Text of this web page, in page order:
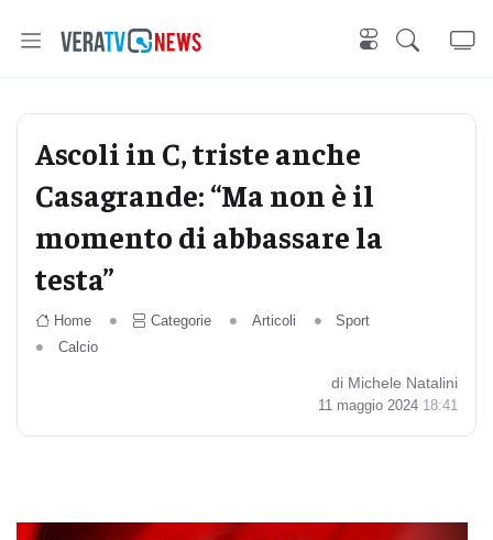
Ascoli in C, triste anche
Casagrande: “Ma non è il
momento di abbassare la
testa”
Home Categorie Articoli
Sport
Calcio
di Michele Natalini
11 maggio 2024 18:41